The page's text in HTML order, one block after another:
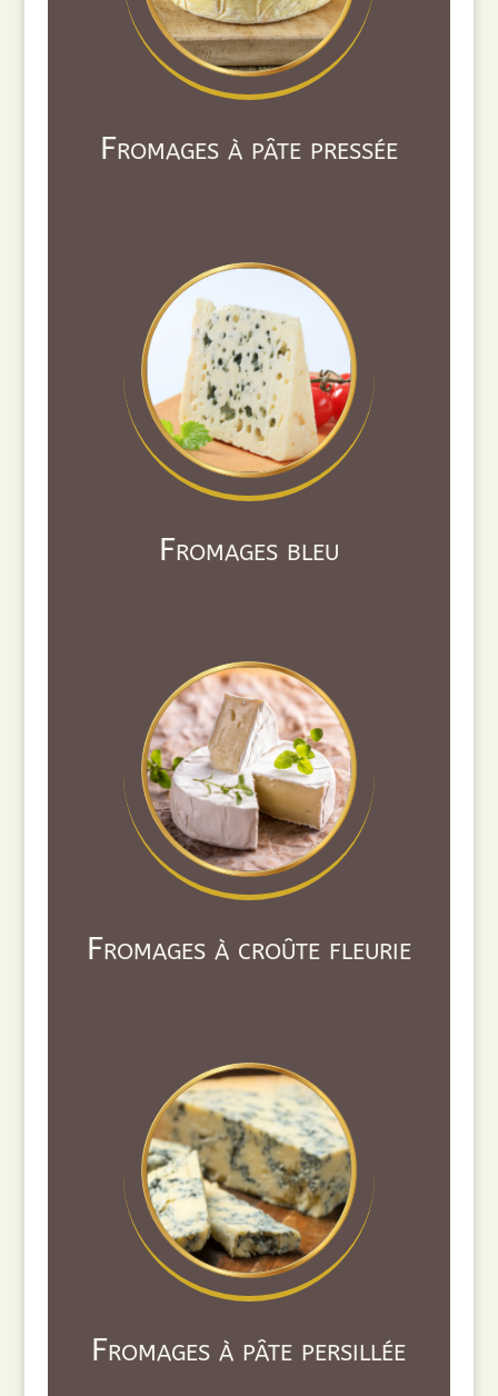
Fromages à pâte pressée
Fromages bleu
Fromages à croûte fleurie
Fromages à pâte persillée